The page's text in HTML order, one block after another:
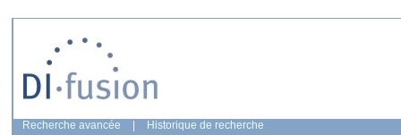
Recherche avancée Historique de recherche